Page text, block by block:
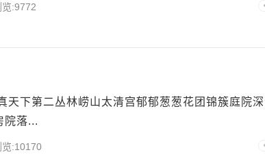
览:9772
天下第二丛林崂山太清宫郁郁葱葱花团锦簇庭院
院落...
览:10170